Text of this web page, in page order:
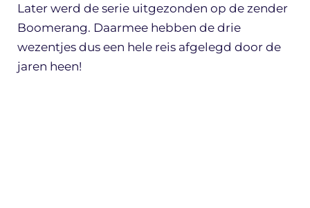
Later werd de serie uitgezonden op de zender
Boomerang. Daarmee hebben de drie
wezentjes dus een hele reis afgelegd door de
jaren heen!